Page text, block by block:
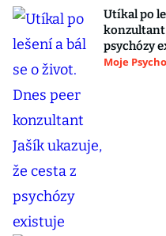
Utíkal po
konzultant
psychózy
Moje